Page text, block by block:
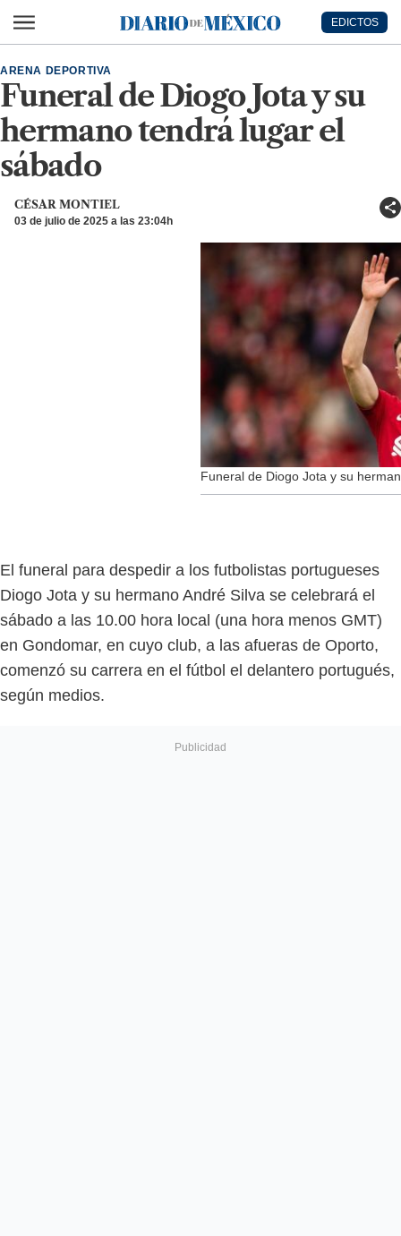
Diario de México
EDICTOS
Funeral de Diogo Jota y su
hermano tendrá lugar el
sábado
ARENA DEPORTIVA
CÉSAR MONTIEL
03 de julio de 2025 a las 23:04h
Funeral de Diogo Jota y su
El funeral para despedir a los futbolistas portugueses
Diogo Jota y su hermano André Silva se celebrará el
sábado a las 10.00 hora local (una hora menos GMT)
en Gondomar, en cuyo club, a las afueras de Oporto,
comenzó su carrera en el fútbol el delantero portugués,
según medios.